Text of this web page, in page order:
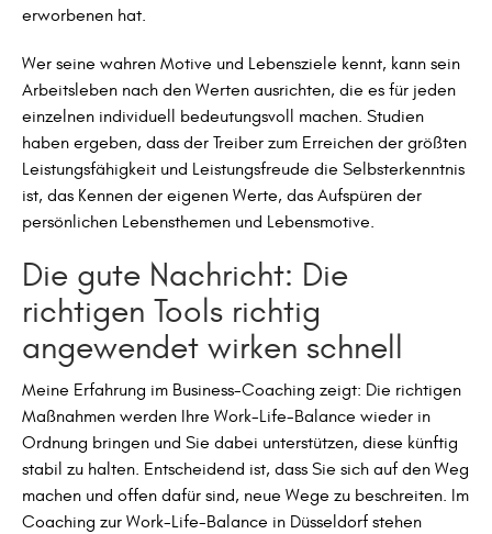
erworbenen hat.
Wer seine wahren Motive und Lebensziele kennt, kann sein
Arbeitsleben nach den Werten ausrichten, die es für jeden
einzelnen individuell bedeutungsvoll machen. Studien
haben ergeben, dass der Treiber zum Erreichen der größten
Leistungsfähigkeit und Leistungsfreude die Selbsterkenntnis
ist, das Kennen der eigenen Werte, das Aufspüren der
persönlichen Lebensthemen und Lebensmotive.
Die gute Nachricht: Die
richtigen Tools richtig
angewendet wirken schnell
Meine Erfahrung im Business-Coaching zeigt: Die richtigen
Maßnahmen werden Ihre Work-Life-Balance wieder in
Ordnung bringen und Sie dabei unterstützen, diese künftig
stabil zu halten. Entscheidend ist, dass Sie sich auf den Weg
machen und offen dafür sind, neue Wege zu beschreiten. Im
Coaching zur Work-Life-Balance in Düsseldorf stehen